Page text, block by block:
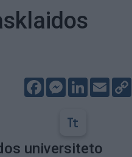
FacebookMessenger
LinkedIn
Email
universiteto